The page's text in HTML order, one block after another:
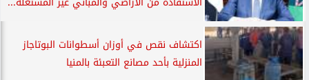
اكتشاف نقص في أوزان أسطوانات البوتاجاز
المنزلية بأحد مصانع التعبئة بالمنيا